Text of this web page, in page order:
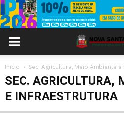
Inicio Sec. Agricultura, Meio Ambiente
SEC. AGRICULTURA,
E INFRAESTRUTURA